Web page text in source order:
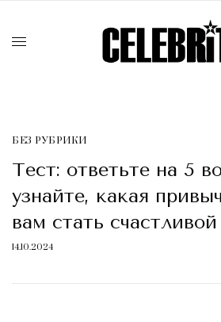
БЕЗ РУБРИКИ
Тест: ответьте на 5
узнайте, какая
вам стать счастливой
14.10.2024